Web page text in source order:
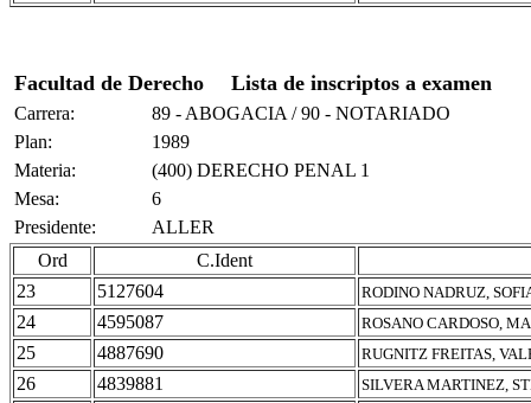
Facultad de Derecho Lista de inscriptos a examen
Carrera:
89 - ABOGACIA / 90 - NOTARIADO
Plan:
1989
Materia:
(400) DERECHO PENAL 1
Mesa:
6
Presidente:
ALLER
Ord
C.Ident
23
5127604 RODINO NADRUZ,
24 4595087 ROSANO CARDOSO,
25 4887690 RUGNITZ FREITAS,
26 4839881 SILVERA MARTINEZ,